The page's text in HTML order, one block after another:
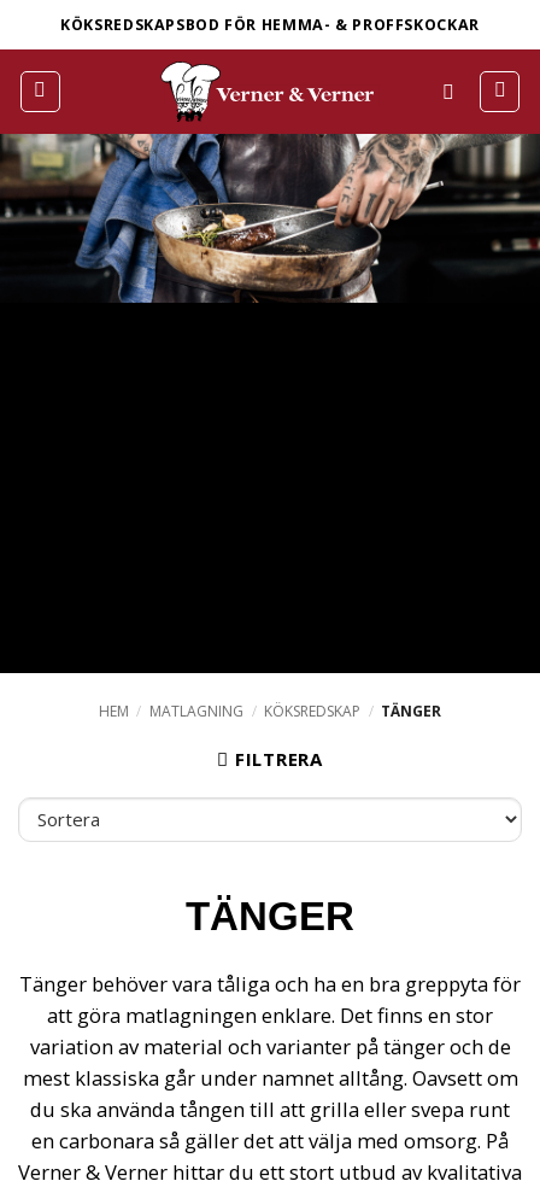
to
content
KÖKSREDSKAPSBOD FÖR HEMMA- & PROFFSKOCKAR
HEM / MATLAGNING / KÖKSREDSKAP / TÄNGER
FILTRERA
TÄNGER
Tänger behöver vara tåliga och ha en bra greppyta för
att göra matlagningen enklare. Det finns en stor
variation av material och varianter på tänger och de
mest klassiska går under namnet alltång. Oavsett om
du ska använda tången till att grilla eller svepa runt
en carbonara så gäller det att välja med omsorg. På
Verner & Verner hittar du ett stort utbud av kvalitativa